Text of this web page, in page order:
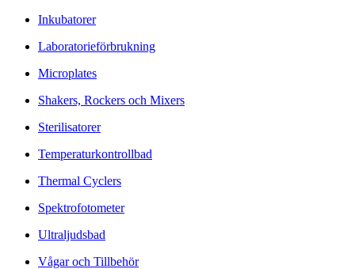
Inkubatorer
Laboratorieförbrukning
Microplates
Shakers, Rockers och Mixers
Sterilisatorer
Temperaturkontrollbad
Thermal Cyclers
Spektrofotometer
Ultraljudsbad
Vågar och Tillbehör